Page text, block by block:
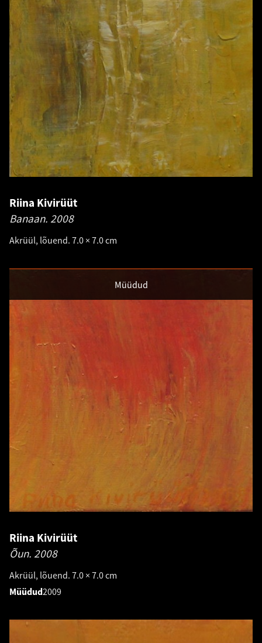
Riina Kivirüüt
Banaan. 2008
Akrüül, lõuend. 7.0 × 7.0 cm
Müüdud
Riina Kivirüüt
Õun. 2008
Akrüül, lõuend. 7.0 × 7.0 cm
Müüdud2009